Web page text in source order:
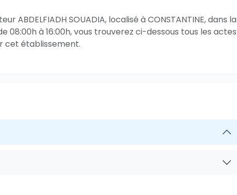
ABDELFIADH SOUADIA, localisé à CONSTANTINE, dans la
08:00h à 16:00h, vous trouverez ci-dessous tous les actes
cet établissement.